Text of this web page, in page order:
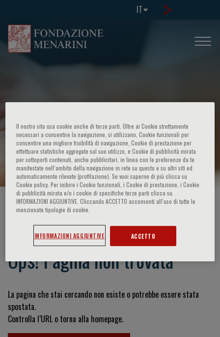
IT
Page Not Found
HOME PAGE / ERRORE / 404
Ops! Pagina non trovata
La pagina che stai cercando non esiste o potrebbe essere stata
spostata.
Controlla l’URL o torna alla homepage.
Il nostro sito usa cookie anche di terze parti. Oltre ai Cookie strettamente
necessari a consentire la navigazione, si utilizzano, Cookie funzionali per
consentire una migliore fruibilità di navigazione, Cookie di prestazione per
effettuare statistiche aggregate sul suo utilizzo, e Cookie di pubblicità mirata
per sottoporti contenuti, anche pubblicitari, in linea con le preferenze da te
manifestate nell‘ambito della navigazione in rete su questo e su altri siti ed
automaticamente rilevate (profilazione). Se vuoi saperne di più clicca su
Cookie policy. Per inibire i Cookie funzionali, i Cookie di prestazione, i Cookie
di pubblicità mirata e/o i cookie di specifiche terze parti clicca su
INFORMAZIONI AGGIUNTIVE. Cliccando ACCETTO acconsenti all’uso di tutte le
menzionate tipologie di cookie.
INFORMAZIONI AGGIUNTIVE ACCETTO